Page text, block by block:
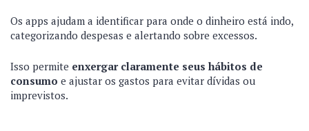
Os apps ajudam a identificar para onde o dinheiro está indo,
categorizando despesas e alertando sobre excessos.
Isso permite enxergar claramente seus hábitos de
consumo e ajustar os gastos para evitar dívidas ou
imprevistos.